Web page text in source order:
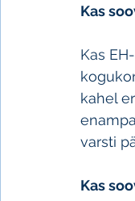
Kas
Kas
kahel
varsti
Kas